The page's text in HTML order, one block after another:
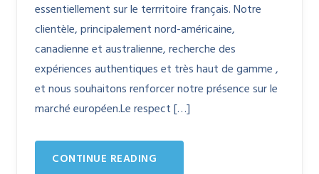
essentiellement sur le terrritoire français. Notre
clientèle, principalement nord-américaine,
canadienne et australienne, recherche des
expériences authentiques et très haut de gamme ,
et nous souhaitons renforcer notre présence sur le
marché européen.Le respect […]
CONTINUE READING